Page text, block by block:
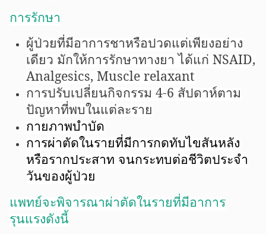
การรักษา
ผู้ป่วยที่มีอาการชาหรือปวดแต่เพียงอย่าง
เดียว มักให้การรักษาทางยา ได้แก่ NSAID,
Analgesics, Muscle relaxant
การปรับเปลี่ยนกิจกรรม 4-6 สัปดาห์ตาม
ปัญหาที่พบในแต่ละราย
กายภาพบำบัด
การผ่าตัดในรายที่มีการกดทับไขสันหลัง
หรือรากประสาท จนกระทบต่อชีวิตประจำ
วันของผู้ป่วย
แพทย์จะพิจารณาผ่าตัดในรายที่มีอาการ
รุนแรงดังนี้